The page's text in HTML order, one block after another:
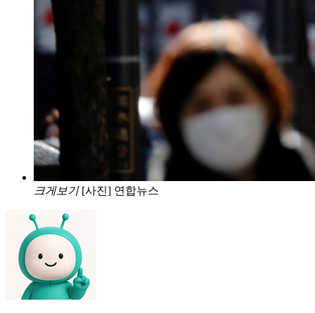
크게보기 [사진] 연합뉴스